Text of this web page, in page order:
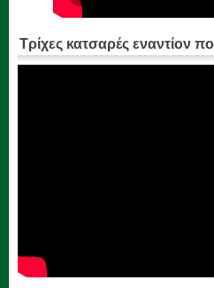
Τρίχες κατσαρές εναντίον